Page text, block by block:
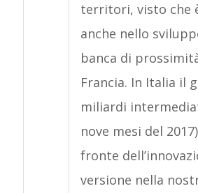
territori, visto che
anche nello
banca di
Francia. In Italia il
miliardi
nove mesi del
fronte
versione nella